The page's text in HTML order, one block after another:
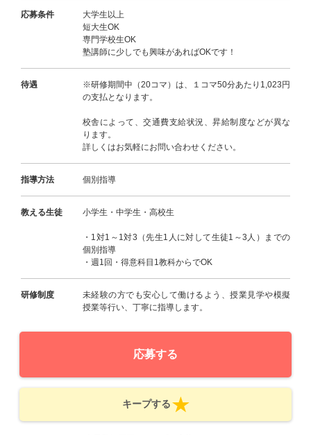
応募条件
大学生以上
短大生OK
専門学校生OK
塾講師に少しでも興味があればOKです！
待遇
※研修期間中（20コマ）は、１コマ50分あたり1,023円
の支払となります。
校舎によって、交通費支給状況、昇給制度などが異な
ります。
詳しくはお気軽にお問い合わせください。
指導方法 個別指導
教える生徒 小学生・中学生・高校生
・1対1～1対3（先生1人に対して生徒1～3人）までの
個別指導
・週1回・得意科目1教科からでOK
研修制度
未経験の方でも安心して働けるよう、授業見学や模擬
授業等行い、丁寧に指導します。
応募する
キープする